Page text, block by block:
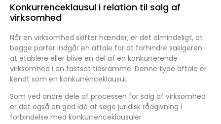
Konkurrenceklausul i relation til salg af
virksomhed
Når en virksomhed skifter hænder, er det almindeligt, at
begge parter indgår en aftale for at forhindre sælgeren i
at etablere eller blive en del af en konkurrerende
virksomhed i en fastsat tidsramme. Denne type aftale er
kendt som en konkurrenceklausul.
Som ved andre dele af processen for salg af virksomhed
er det også en god idé at søge juridisk rådgivning i
forbindelse med konkurrenceklausuler